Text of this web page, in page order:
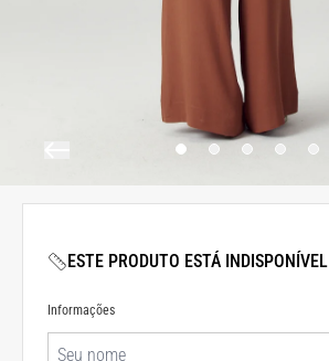
ESTE PRODUTO ESTÁ INDISPONÍVEL
Informações